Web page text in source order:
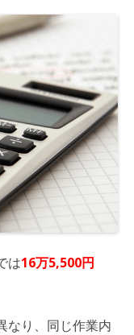
は16万5,500円
なり、同じ作業内